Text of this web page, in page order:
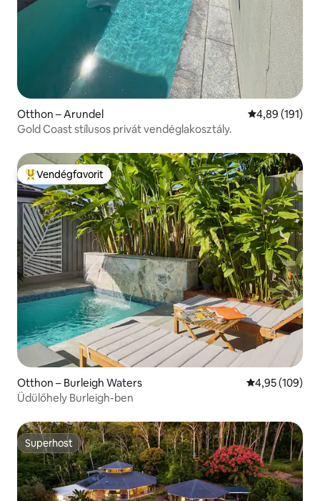
Otthon – Arundel Átlagos
4,89 (191)
Gold Coast stílusos privát vendéglakosztály.
Kiemelt vendégfavorit
Vendégfavorit
Otthon – Burleigh Waters Átlagos
4,95 (109)
Üdülőhely Burleigh-ben
Superhost
Superhost